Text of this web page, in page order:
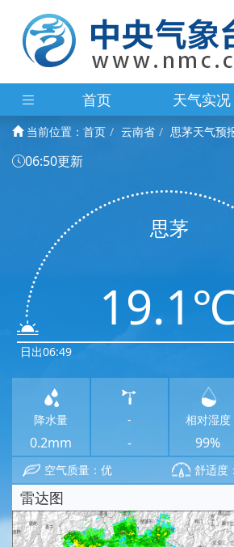
首页 天气实况
当前位置： 首页 云南省 思茅天气预
06:50更新
日出06:49
思茅
降水量
0.2mm
-
-
相对湿度
99%
空气质量：优 舒适度
雷达图